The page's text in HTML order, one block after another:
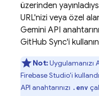
üzerinden
URL'nizi veya özel
Gemini API
GitHub Sync'i
Not:Uygulamanızı
Firebase Studio'i
API anahtarınızı .env